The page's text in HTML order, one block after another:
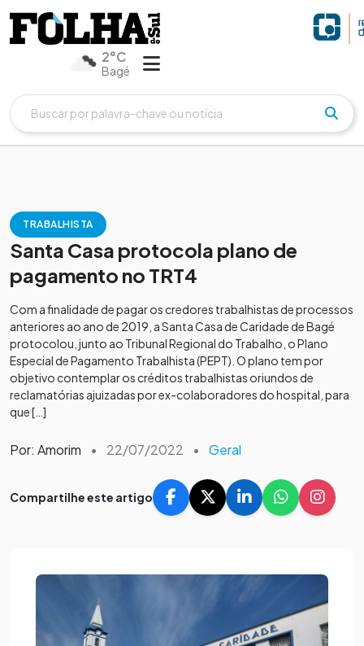
2°C
Bagé
TRABALHISTA
Santa Casa protocola plano de
pagamento no TRT4
Com a finalidade de pagar os credores trabalhistas de processos
anteriores ao ano de 2019, a Santa Casa de Caridade de Bagé
protocolou, junto ao Tribunal Regional do Trabalho, o Plano
Especial de Pagamento Trabalhista (PEPT). O plano tem por
objetivo contemplar os créditos trabalhistas oriundos de
reclamatórias ajuizadas por ex-colaboradores do hospital, para
que […]
Por: Amorim • 22/07/2022 • Geral
Compartilhe este artigo